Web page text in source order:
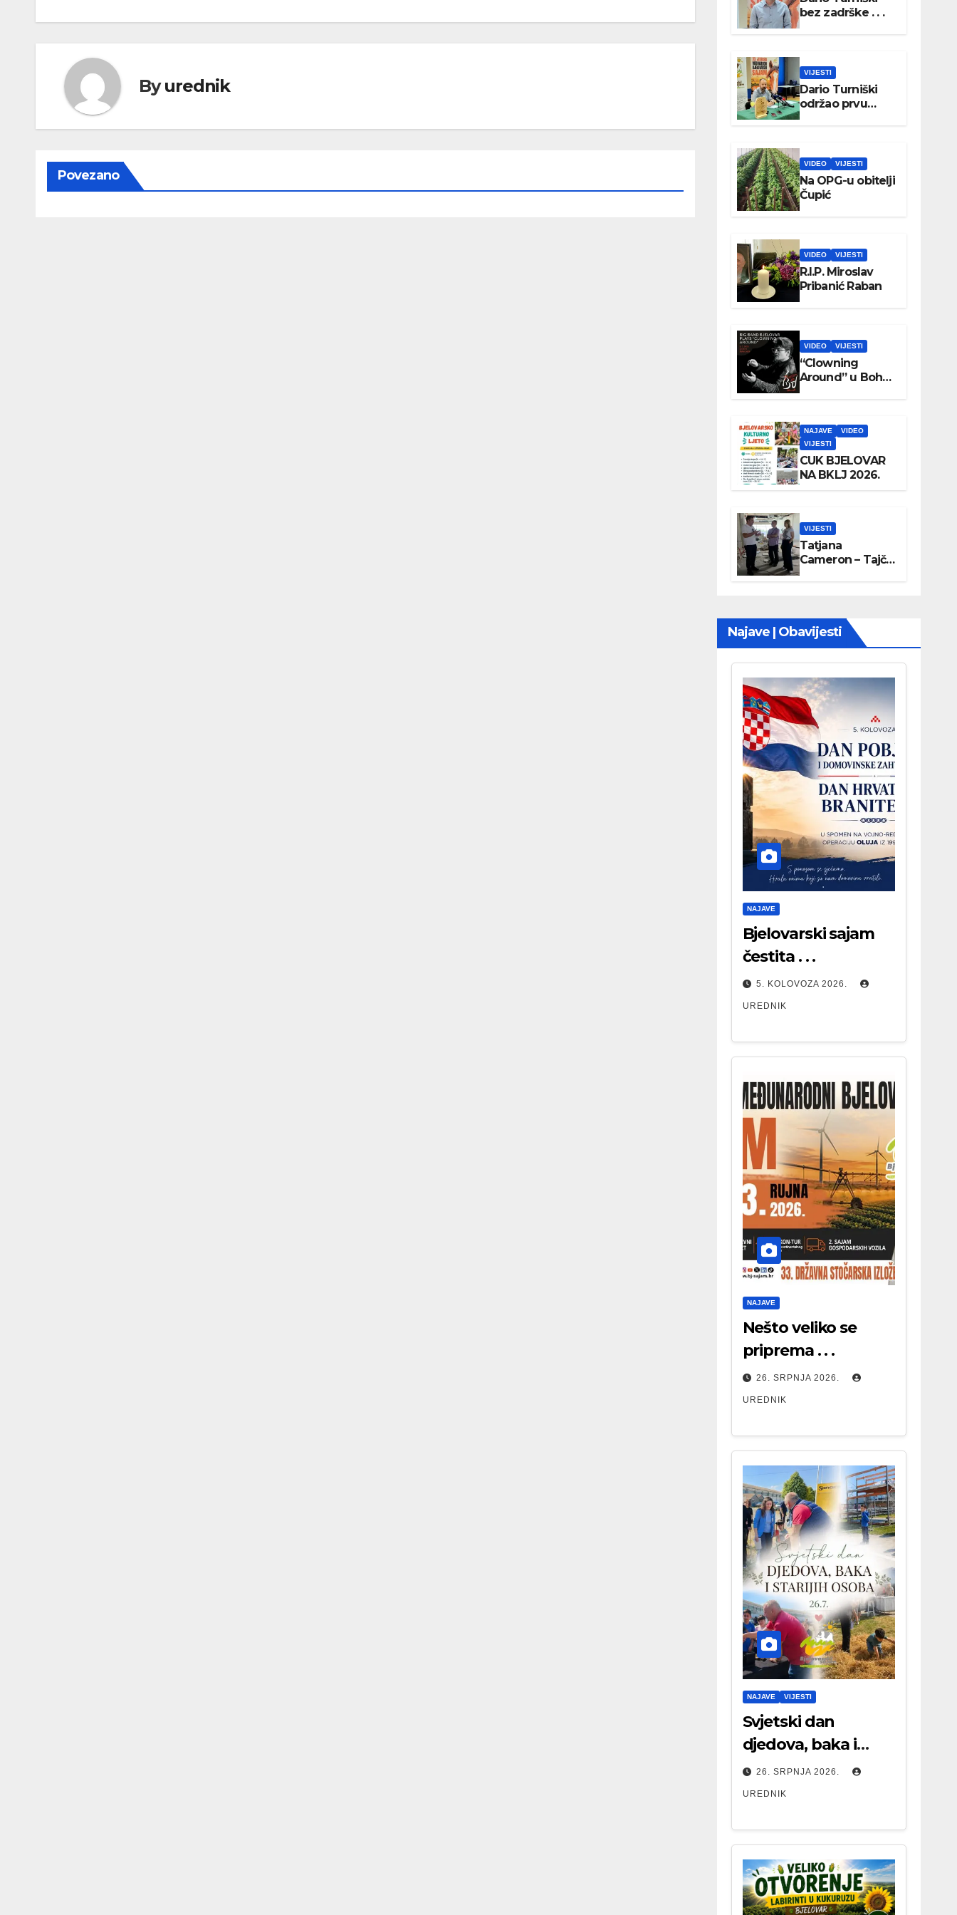
Byurednik
Povezano
bez zadrške . . .
VIJESTI
Dario Turniški
održao prvu
konferenciju za
VIDEO VIJESTI
Na OPG-u obitelji
Čupić
VIDEO VIJESTI
R.I.P. Miroslav
Pribanić Raban
VIDEO VIJESTI
“Clowning
Around” u Boho
parku
NAJAVE
VIDEO
VIJESTI
CUK BJELOVAR
NA BKLJ 2026.
VIJESTI
Tatjana
Cameron – Tajči
posjetila
Najave | Obavijesti
NAJAVE
Bjelovarski sajam
čestita . . .
5. KOLOVOZA 2026.
UREDNIK
NAJAVE
Nešto veliko se
priprema . . .
26. SRPNJA 2026.
UREDNIK
NAJAVE VIJESTI
Svjetski dan
djedova, baka i
starijih osoba
26. SRPNJA 2026.
UREDNIK